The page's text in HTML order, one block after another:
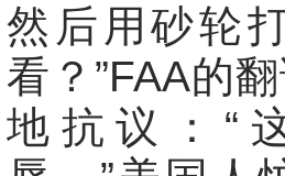
然后用砂轮
看？”FAA的
地抗议：“